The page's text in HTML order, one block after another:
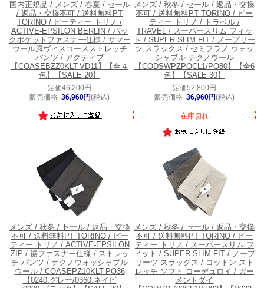
国内正規品 / メンズ / 春夏 / セール
/ 返品・交換不可 / 送料無料PT
TORINO / ピーティー トリノ /
ACTIVE-EPSILON BERLIN / バッ
クポケットファスナー仕様 / サマー
ウール風ヴィスコースストレッチ
パンツ / アクティブ
【COASEBZZ0KLT-VD11】【全４
色】【SALE 20】
定価46,200円
販売価格 36,960円(税込)
メンズ / 秋冬 / セール / 返品・交換
不可 / 送料無料PT TORINO / ピー
ティー トリノ / トラベル /
TRAVEL / スーパースリム フィッ
ト / SUPER SLIM FIT / ノープリー
ツ スラックス / セミフラノ ウォッ
シャブル テクノウール
【CODSWPZPOCL1/PO80】【全6
色】【SALE 30】
定価52,800円
販売価格 36,960円(税込)
在庫切れ
メンズ / 秋冬 / セール / 返品・交換
不可 / 送料無料PT TORINO / ピー
ティー トリノ / ACTIVE-EPSILON
ZIP / 裾ファスナー仕様 / ストレッ
チ パンツ / テクノウォッシャブル
ウール / COASEPZ10KLT-PO36
【0240.グレー/0360.ネイビ
メンズ / 秋冬 / セール / 返品・交換
不可 / 送料無料PT TORINO / ピー
ティー トリノ / スーパースリム フ
ィット / SUPER SLIM FIT / ノープ
リーツ スラックス / コットン スト
レッチ ソフト コーデュロイ / ガー
メントダイ